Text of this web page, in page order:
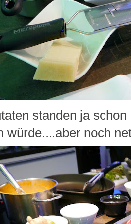
standen ja
würde....aber noch